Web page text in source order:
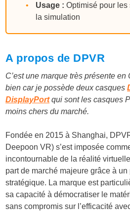
•
Usage : Optimisé pour
la simulation
A propos de DPVR
C’est une marque très présente
bien car je possède deux casques
DisplayPortqui sont les casques
moins chers du marché.
Fondée en 2015 à Shanghai,
Deepoon VR) s’est imposée
incontournable de la réalité
part de marché majeure grâce à
stratégique. La marque est
sa capacité à démocratiser le
sans compromis sur l’efficacité